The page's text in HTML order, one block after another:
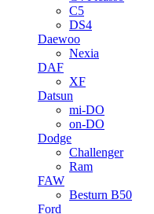
C5
DS4
Daewoo
Nexia
DAF
XF
Datsun
mi-DO
on-DO
Dodge
Challenger
Ram
FAW
Besturn B50
Ford